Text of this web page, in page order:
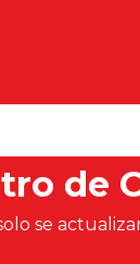
de
se